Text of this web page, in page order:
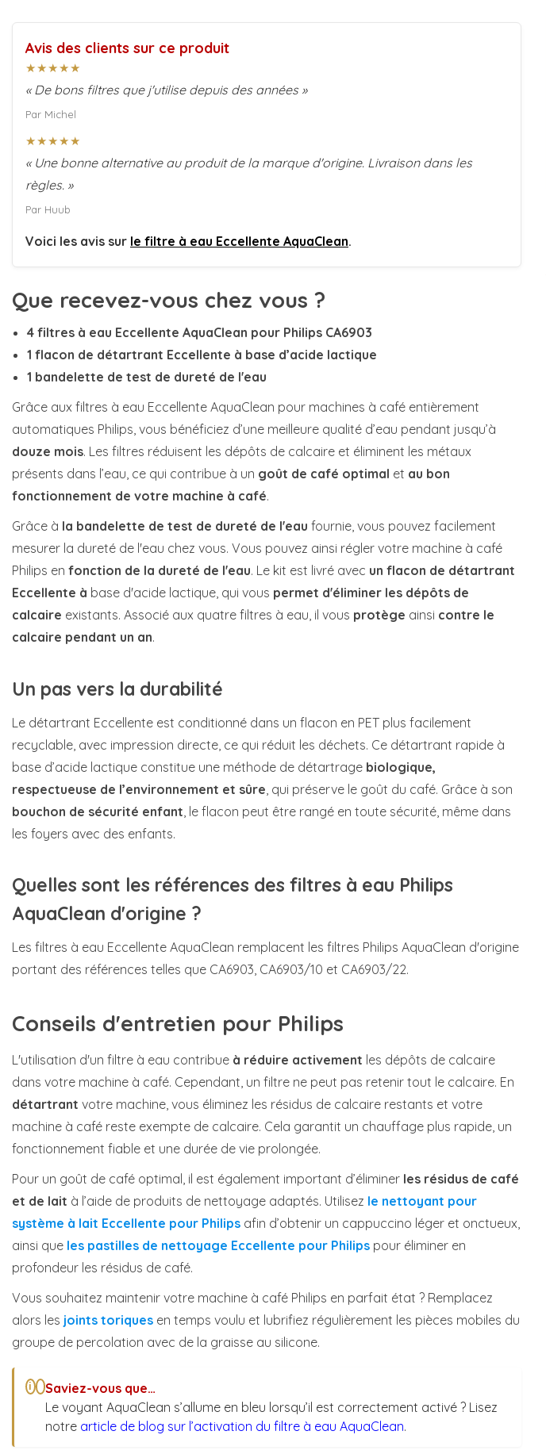
Avis des clients sur ce produit
★★★★★
« De bons filtres que j'utilise depuis des années »
Par Michel
★★★★★
« Une bonne alternative au produit de la marque d'origine. Livraison dans les
règles. »
Par Huub
Voici les avis sur le filtre à eau Eccellente AquaClean.
Que recevez-vous chez vous ?
4 filtres à eau Eccellente AquaClean pour Philips CA6903
1 flacon de détartrant Eccellente à base d’acide lactique
1 bandelette de test de dureté de l'eau
Grâce aux filtres à eau Eccellente AquaClean pour machines à café entièrement
automatiques Philips, vous bénéficiez d’une meilleure qualité d’eau pendant jusqu’à
douze mois. Les filtres réduisent les dépôts de calcaire et éliminent les métaux
présents dans l’eau, ce qui contribue à un goût de café optimal et au bon
fonctionnement de votre machine à café.
Grâce à la bandelette de test de dureté de l'eau fournie, vous pouvez facilement
mesurer la dureté de l'eau chez vous. Vous pouvez ainsi régler votre machine à café
Philips en fonction de la dureté de l'eau. Le kit est livré avec un flacon de détartrant
Eccellente à base d'acide lactique, qui vous permet d'éliminer les dépôts de
calcaire existants. Associé aux quatre filtres à eau, il vous protège ainsi contre le
calcaire pendant un an.
Un pas vers la durabilité
Le détartrant Eccellente est conditionné dans un flacon en PET plus facilement
recyclable, avec impression directe, ce qui réduit les déchets. Ce détartrant rapide à
base d’acide lactique constitue une méthode de détartrage biologique,
respectueuse de l’environnement et sûre , qui préserve le goût du café. Grâce à son
bouchon de sécurité enfant , le flacon peut être rangé en toute sécurité, même dans
les foyers avec des enfants.
Quelles sont les références des filtres à eau Philips
AquaClean d'origine ?
Les filtres à eau Eccellente AquaClean remplacent les filtres Philips AquaClean d'origine
portant des références telles que CA6903, CA6903/10 et CA6903/22.
Conseils d'entretien pour Philips
L'utilisation d'un filtre à eau contribue à réduire activement les dépôts de calcaire
dans votre machine à café. Cependant, un filtre ne peut pas retenir tout le calcaire. En
détartrant votre machine, vous éliminez les résidus de calcaire restants et votre
machine à café reste exempte de calcaire. Cela garantit un chauffage plus rapide, un
fonctionnement fiable et une durée de vie prolongée.
Pour un goût de café optimal, il est également important d’éliminer les résidus de café
et de lait à l’aide de produits de nettoyage adaptés. Utilisez le nettoyant pour
système à lait Eccellente pour Philips afin d’obtenir un cappuccino léger et onctueux,
ainsi que les pastilles de nettoyage Eccellente pour Philips pour éliminer en
profondeur les résidus de café.
Vous souhaitez maintenir votre machine à café Philips en parfait état ? Remplacez
alors les joints toriques en temps voulu et lubrifiez régulièrement les pièces mobiles du
groupe de percolation avec de la graisse au silicone.
i
Saviez-vous que…
Le voyant AquaClean s’allume en bleu lorsqu’il est correctement activé ? Lisez
notre article de blog sur l’activation du filtre à eau AquaClean.